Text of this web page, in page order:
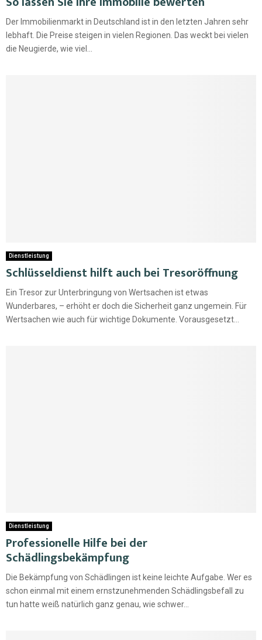
Der Immobilienmarkt in Deutschland ist in den letzten Jahren sehr
lebhaft. Die Preise steigen in vielen Regionen. Das weckt bei vielen
die Neugierde, wie viel...
Dienstleistung
Schlüsseldienst hilft auch bei Tresoröffnung
Ein Tresor zur Unterbringung von Wertsachen ist etwas
Wunderbares, – erhöht er doch die Sicherheit ganz ungemein. Für
Wertsachen wie auch für wichtige Dokumente. Vorausgesetzt...
Dienstleistung
Professionelle Hilfe bei der
Schädlingsbekämpfung
Die Bekämpfung von Schädlingen ist keine leichte Aufgabe. Wer es
schon einmal mit einem ernstzunehmenden Schädlingsbefall zu
tun hatte weiß natürlich ganz genau, wie schwer...